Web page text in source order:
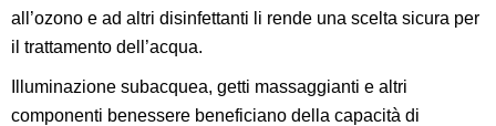
all’ozono e ad altri disinfettanti li rende una scelta sicura per
il trattamento dell’acqua.
Illuminazione subacquea, getti massaggianti e altri
componenti benessere beneficiano della capacità di